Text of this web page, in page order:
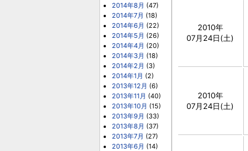
2014年8月 (47)
2014年7月 (18)
2014年6月 (22)
2014年5月 (26)
2014年4月 (20)
2014年3月 (18)
2014年2月 (3)
2014年1月 (2)
2013年12月 (6)
2013年11月 (40)
2013年10月 (15)
2013年9月 (33)
2013年8月 (37)
2013年7月 (27)
2013年6月 (14)
2010年
07月24日(土)
2010年
07月24日(土)